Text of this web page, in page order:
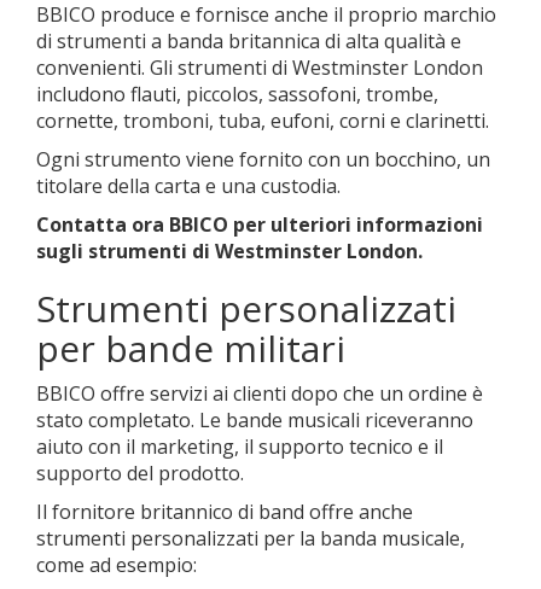
BBICO produce e fornisce anche il proprio marchio
di strumenti a banda britannica di alta qualità e
convenienti. Gli strumenti di Westminster London
includono flauti, piccolos, sassofoni, trombe,
cornette, tromboni, tuba, eufoni, corni e clarinetti.
Ogni strumento viene fornito con un bocchino, un
titolare della carta e una custodia.
Contatta ora BBICO per ulteriori informazioni
sugli strumenti di Westminster London.
Strumenti personalizzati
per bande militari
BBICO offre servizi ai clienti dopo che un ordine è
stato completato. Le bande musicali riceveranno
aiuto con il marketing, il supporto tecnico e il
supporto del prodotto.
Il fornitore britannico di band offre anche
strumenti personalizzati per la banda musicale,
come ad esempio: